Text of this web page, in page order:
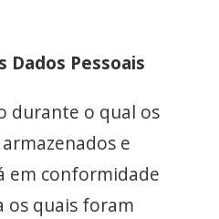
Dados Pessoais
durante o qual os
e
em conformidade
os quais foram